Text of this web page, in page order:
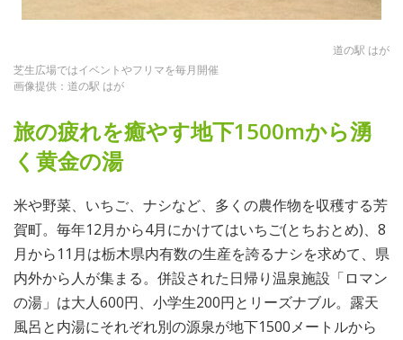
道の駅 はが
芝生広場ではイベントやフリマを毎月開催
画像提供：道の駅 はが
旅の疲れを癒やす地下1500mから湧
く黄金の湯
米や野菜、いちご、ナシなど、多くの農作物を収穫する芳
賀町。毎年12月から4月にかけてはいちご(とちおとめ)、8
月から11月は栃木県内有数の生産を誇るナシを求めて、県
内外から人が集まる。併設された日帰り温泉施設「ロマン
の湯」は大人600円、小学生200円とリーズナブル。露天
風呂と内湯にそれぞれ別の源泉が地下1500メートルから